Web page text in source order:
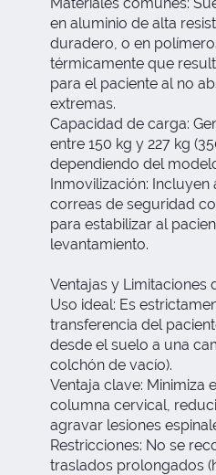
en aluminio de alta
duradero, o en
térmicamente que
para el paciente al no
extremas.
Capacidad de carga:
entre 150 kg y 227 kg
dependiendo del
Inmovilización: Incluyen
correas de seguridad
para estabilizar al
levantamiento.
Ventajas y Limitaciones
Uso ideal: Es
transferencia del
desde el suelo a una
colchón de vacío).
Ventaja clave: Minimiza
columna cervical,
agravar lesiones
Restricciones: No se
traslados prolongados